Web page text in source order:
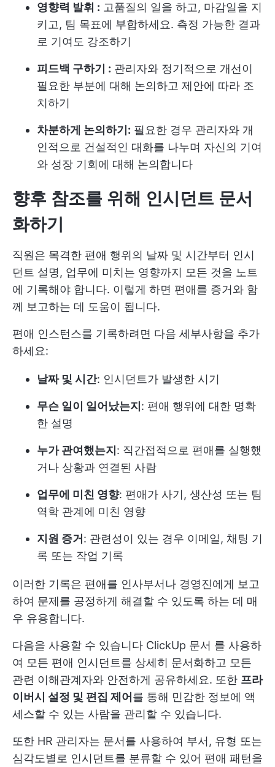
영향력 발휘 : 고품질의 일을 하고, 마감일을 지
키고, 팀 목표에 부합하세요. 측정 가능한 결과
로 기여도 강조하기
피드백 구하기 : 관리자와 정기적으로 개선이
필요한 부분에 대해 논의하고 제안에 따라 조
치하기
차분하게 논의하기: 필요한 경우 관리자와 개
인적으로 건설적인 대화를 나누며 자신의 기여
와 성장 기회에 대해 논의합니다
향후 참조를 위해 인시던트 문서
화하기
직원은 목격한 편애 행위의 날짜 및 시간부터 인시
던트 설명, 업무에 미치는 영향까지 모든 것을 노트
에 기록해야 합니다. 이렇게 하면 편애를 증거와 함
께 보고하는 데 도움이 됩니다.
편애 인스턴스를 기록하려면 다음 세부사항을 추가
하세요:
날짜 및 시간: 인시던트가 발생한 시기
무슨 일이 일어났는지 : 편애 행위에 대한 명확
한 설명
누가 관여했는지 : 직간접적으로 편애를 실행했
거나 상황과 연결된 사람
업무에 미친 영향: 편애가 사기, 생산성 또는 팀
역학 관계에 미친 영향
지원 증거 : 관련성이 있는 경우 이메일, 채팅 기
록 또는 작업 기록
이러한 기록은 편애를 인사부서나 경영진에게 보고
하여 문제를 공정하게 해결할 수 있도록 하는 데 매
우 유용합니다.
다음을 사용할 수 있습니다 ClickUp 문서 를 사용하
여 모든 편애 인시던트를 상세히 문서화하고 모든
관련 이해관계자와 안전하게 공유하세요. 또한 프라
이버시 설정 및 편집 제어 를 통해 민감한 정보에 액
세스할 수 있는 사람을 관리할 수 있습니다.
또한 HR 관리자는 문서를 사용하여 부서, 유형 또는
심각도별로 인시던트를 분류할 수 있어 편애 패턴을